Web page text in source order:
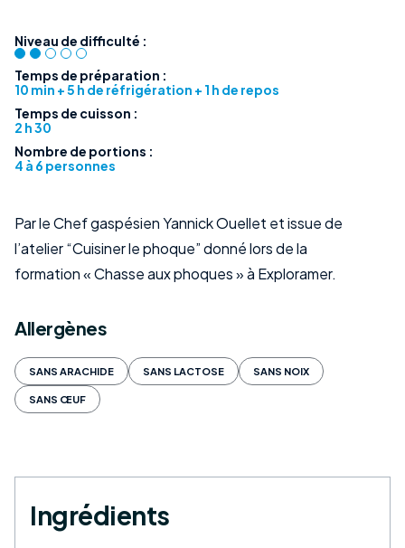
Niveau de difficulté :
Temps de préparation :
10 min + 5 h de réfrigération + 1 h de repos
Temps de cuisson :
2 h 30
Nombre de portions :
4 à 6 personnes
Par le Chef gaspésien Yannick Ouellet et issue de
l’atelier “Cuisiner le phoque” donné lors de la
formation « Chasse aux phoques » à Exploramer.
Allergènes
SANS ARACHIDE SANS LACTOSE SANS NOIX
SANS ŒUF
Ingrédients